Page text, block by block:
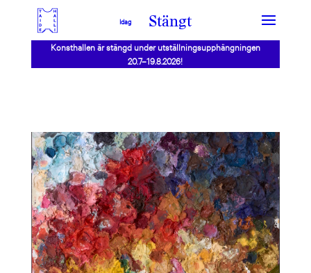
Idag Stängt
Konsthallen är stängd under utställningsupphängningen
20.7–19.8.2026!